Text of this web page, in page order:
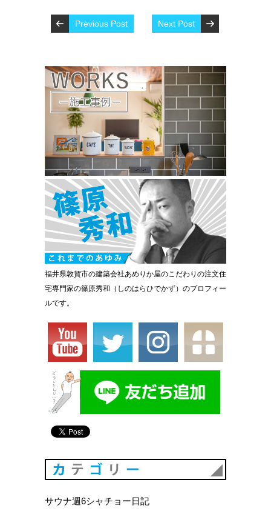
Previous Post Next Post
福井県敦賀市の建築会社あめりか屋のこだわりの注文住
宅専門家の篠原秀和（しのはらひでかず）のプロフィー
ルです。
サウナ週6シャチョー日記